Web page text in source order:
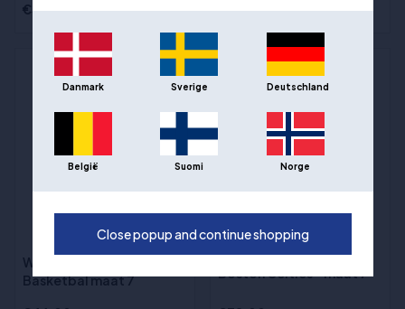
€33,00
€69,00
(9)
Wilson Reaction Pro
Basketbal maat 7
Wilson NBA Team
Premiere Basketbal -
Boston Celtics - maat 7
Danmark Sverige Deutschland
België Suomi Norge
Close popup and continue shopping